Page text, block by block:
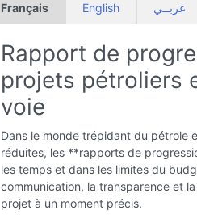
Français English عربــي
Rapport de
projets pétroliers
voie
Dans le monde trépidant du pétrole
réduites, les **rapports de
les temps et dans les limites du
communication, la transparence et
projet à un moment précis.